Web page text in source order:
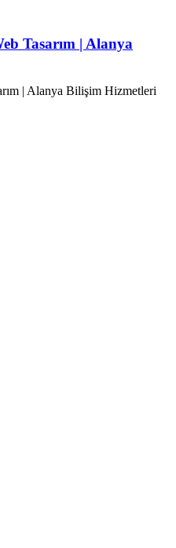
Tasarım | Alanya
| Alanya Bilişim Hizmetleri